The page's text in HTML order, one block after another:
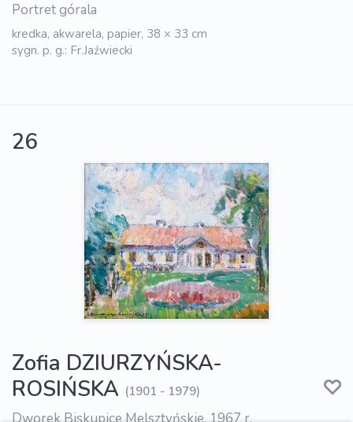
Portret górala
kredka, akwarela, papier, 38 × 33 cm
sygn. p. g.: Fr.Jaźwiecki
26
Zofia DZIURZYŃSKA-
ROSIŃSKA (1901 - 1979)